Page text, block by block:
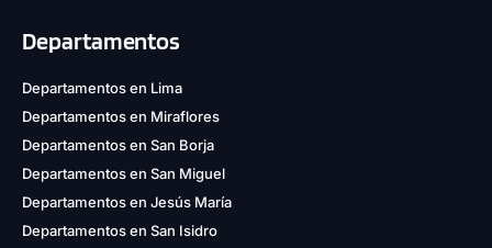
Departamentos
Departamentos en Lima
Departamentos en Miraflores
Departamentos en San Borja
Departamentos en San Miguel
Departamentos en Jesús María
Departamentos en San Isidro